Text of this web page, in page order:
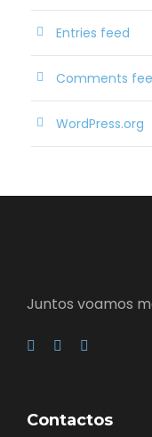
Entries feed
Comments
WordPress.org
Juntos voamos
Contactos